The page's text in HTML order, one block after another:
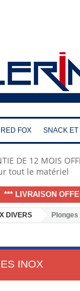
RED FOX SNACK ET
DE 12 MOIS
tout le matériel
*** LIVRAISON
DIVERS
INOX